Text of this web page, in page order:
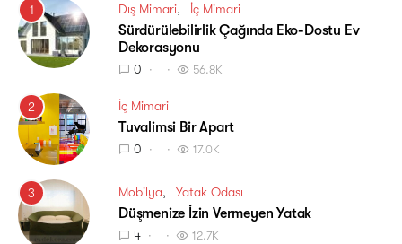
1 Dış Mimari İç Mimari
Sürdürülebilirlik Çağında Eko-Dostu Ev
Dekorasyonu
0 56.8K
2 İç Mimari
Tuvalimsi Bir Apart
0 17.0K
3 Mobilya Yatak Odası
Düşmenize İzin Vermeyen Yatak
4 12.7K